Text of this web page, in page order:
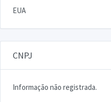
EUA
CNPJ
Informação não registrada.